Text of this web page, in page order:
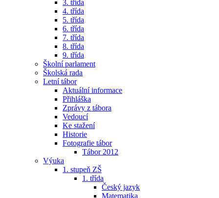
3. třída
4. třída
5. třída
6. třída
7. třída
8. třída
9. třída
Školní parlament
Školská rada
Letní tábor
Aktuální informace
Přihláška
Zprávy z tábora
Vedoucí
Ke stažení
Historie
Fotografie tábor
Tábor 2012
Výuka
1. stupeň ZŠ
1. třída
Český jazyk
Matematika